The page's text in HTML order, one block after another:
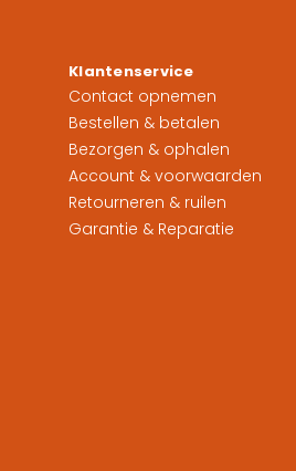
Klantenservice
Contact opnemen
Bestellen & betalen
Bezorgen & ophalen
Account & voorwaarden
Retourneren & ruilen
Garantie & Reparatie